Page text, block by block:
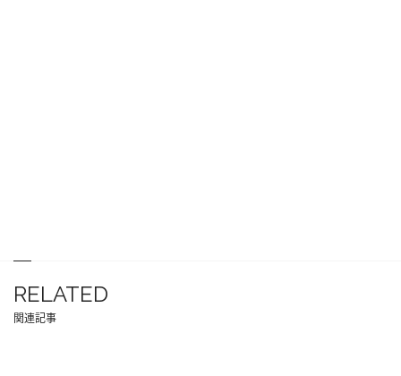
RELATED
関連記事